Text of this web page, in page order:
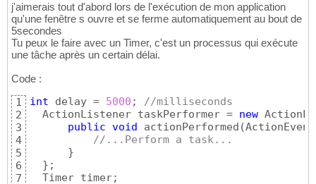
j'aimerais tout d'abord lors de l'exécution de mon application
qu'une fenêtre s ouvre et se ferme automatiquement au bout de
5secondes
Tu peux le faire avec un Timer, c'est un processus qui exécute
une tâche après un certain délai.
Code :
1
2
3
4
5
6
7
int delay = 5000 ; //milliseconds
  ActionListener taskPerformer =
new
public void actionPerformed (
//...Perform a task...
}
} ;
  Timer timer;